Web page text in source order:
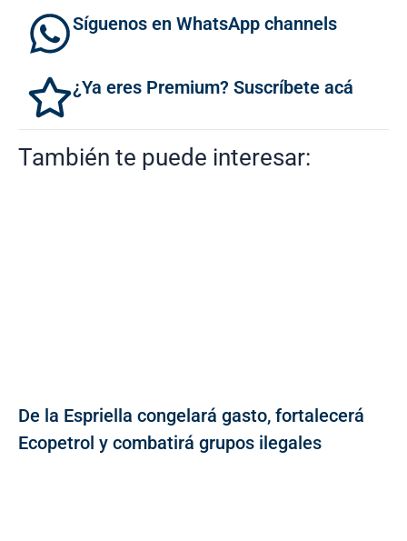
Síguenos en WhatsApp channels
¿Ya eres Premium? Suscríbete acá
También te puede interesar:
De la Espriella congelará gasto, fortalecerá
Ecopetrol y combatirá grupos ilegales